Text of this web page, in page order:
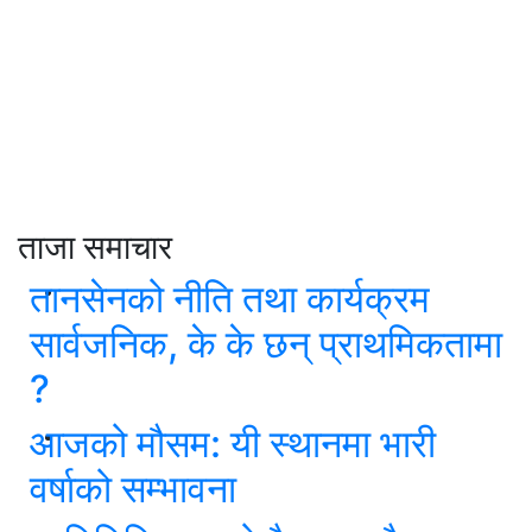
ताजा समाचार
तानसेनको नीति तथा कार्यक्रम
सार्वजनिक, के के छन् प्राथमिकतामा
?
आजको मौसम: यी स्थानमा भारी
वर्षाको सम्भावना